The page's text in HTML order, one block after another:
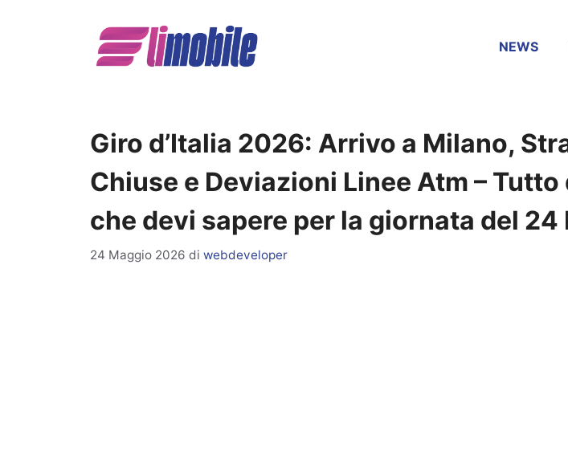
NEWS
Giro d’Italia 2026: Arrivo a Milano,
Chiuse e Deviazioni Linee Atm –
che devi sapere per la giornata del 24
24 Maggio 2026 di webdeveloper